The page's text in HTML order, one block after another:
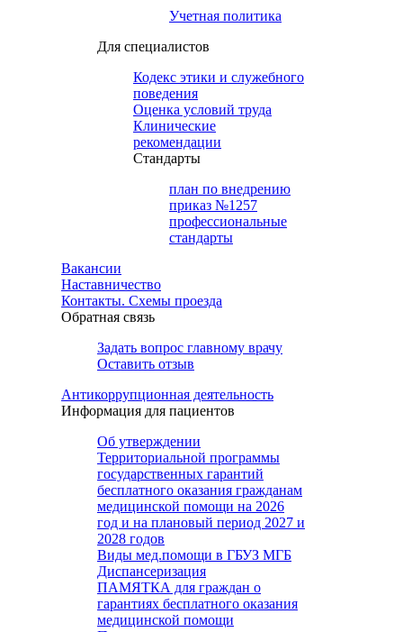
Учетная политика
Для специалистов
Кодекс этики и служебного
поведения
Оценка условий труда
Клинические
рекомендации
Cтандарты
план по внедрению
приказ №1257
профессиональные
стандарты
Вакансии
Наставничество
Контакты. Схемы проезда
Обратная связь
Задать вопрос главному врачу
Оставить отзыв
Антикоррупционная деятельность
Информация для пациентов
Об утверждении
Территориальной программы
государственных гарантий
бесплатного оказания гражданам
медицинской помощи на 2026
год и на плановый период 2027 и
2028 годов
Виды мед.помощи в ГБУЗ МГБ
Диспансеризация
ПАМЯТКА для граждан о
гарантиях бесплатного оказания
медицинской помощи